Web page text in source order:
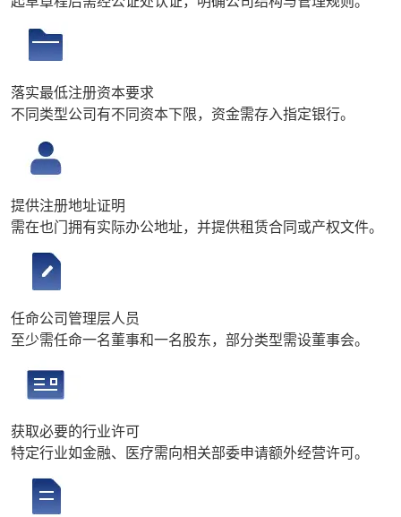
落实最低注册资本要求
不同类型公司有不同资本下限，资金需存入指定银行。
提供注册地址证明
需在也门拥有实际办公地址，并提供租赁合同或产权文件。
任命公司管理层人员
至少需任命一名董事和一名股东，部分类型需设董事会。
获取必要的行业许可
特定行业如金融、医疗需向相关部委申请额外经营许可。